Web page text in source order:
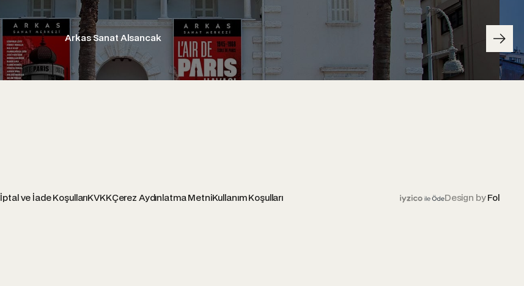
Arkas Sanat Alsancak
İptal ve İade KoşullarıKVKKÇerez Aydınlatma MetniKullanım Koşulları Design byFol